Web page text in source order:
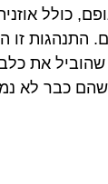
כולל
את
כבר לא